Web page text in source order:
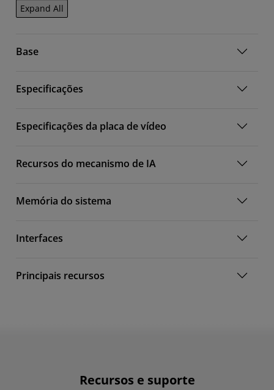
Expand All
Base
Especificações
Especificações da placa de vídeo
Recursos do mecanismo de IA
Memória do sistema
Interfaces
Principais recursos
Recursos e suporte